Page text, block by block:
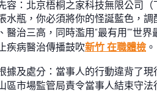
容：北京梧桐之家科技無限公司
水瓶，你必須將你的怪誕藍色，
醫治三高，同時濫用“最有用”“世
疾病醫治傳播鼓吹新竹 在職體檢 。
據及處分：當事人的行動違背了現
區市場監管局責令當事人結束守